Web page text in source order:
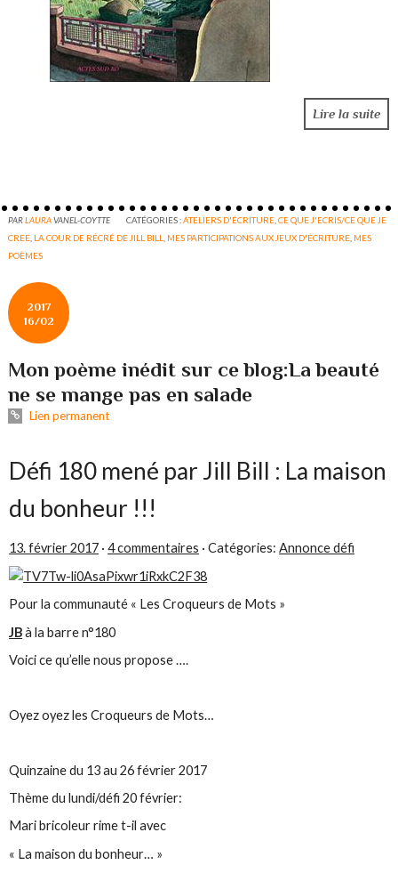
Lire la suite
PARLAURAVANEL-COYTTE CATÉGORIES :ATELIERS D'ÉCRITURE ,CE QUE J'ECRIS/CE QUE JE
CREE LA COUR DE RÉCRÉ DE JILL BILL MES PARTICIPATIONS AUX JEUX D'ÉCRITURE MES
POÈMES
2017
16/02
Mon poème inédit sur ce blog:La beauté
ne se mange pas en salade
Lien permanent
Défi 180 mené par Jill Bill : La maison
du bonheur !!!
13. février 2017 ·4 commentaires · Catégories:Annonce défi
Pour la communauté « Les Croqueurs de Mots »
JBà la barre n°180
Voici ce qu’elle nous propose ….
Oyez oyez les Croqueurs de Mots…
Quinzaine du 13 au 26 février 2017
Thème du lundi/défi 20 février:
Mari bricoleur rime t-il avec
« La maison du bonheur… »